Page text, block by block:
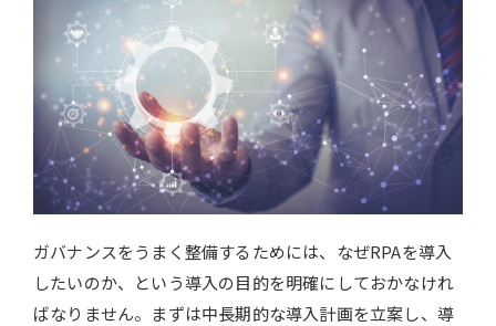
ガバナンスをうまく整備するためには、なぜRPAを導入
したいのか、という導入の目的を明確にしておかなけれ
ばなりません。まずは中長期的な導入計画を立案し、導